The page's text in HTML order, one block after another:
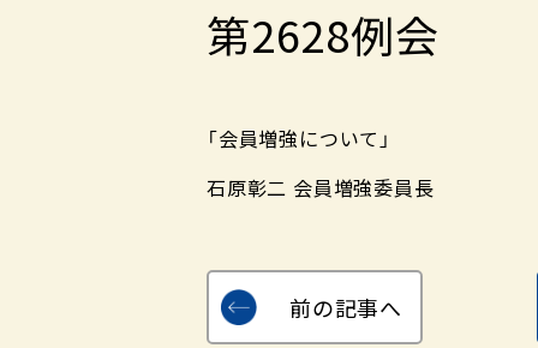
第2628例会
「会員増強について」
石原彰二 会員増強委員長
前の記事へ